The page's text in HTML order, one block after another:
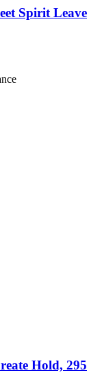
Spirit Leave
Hold, 295